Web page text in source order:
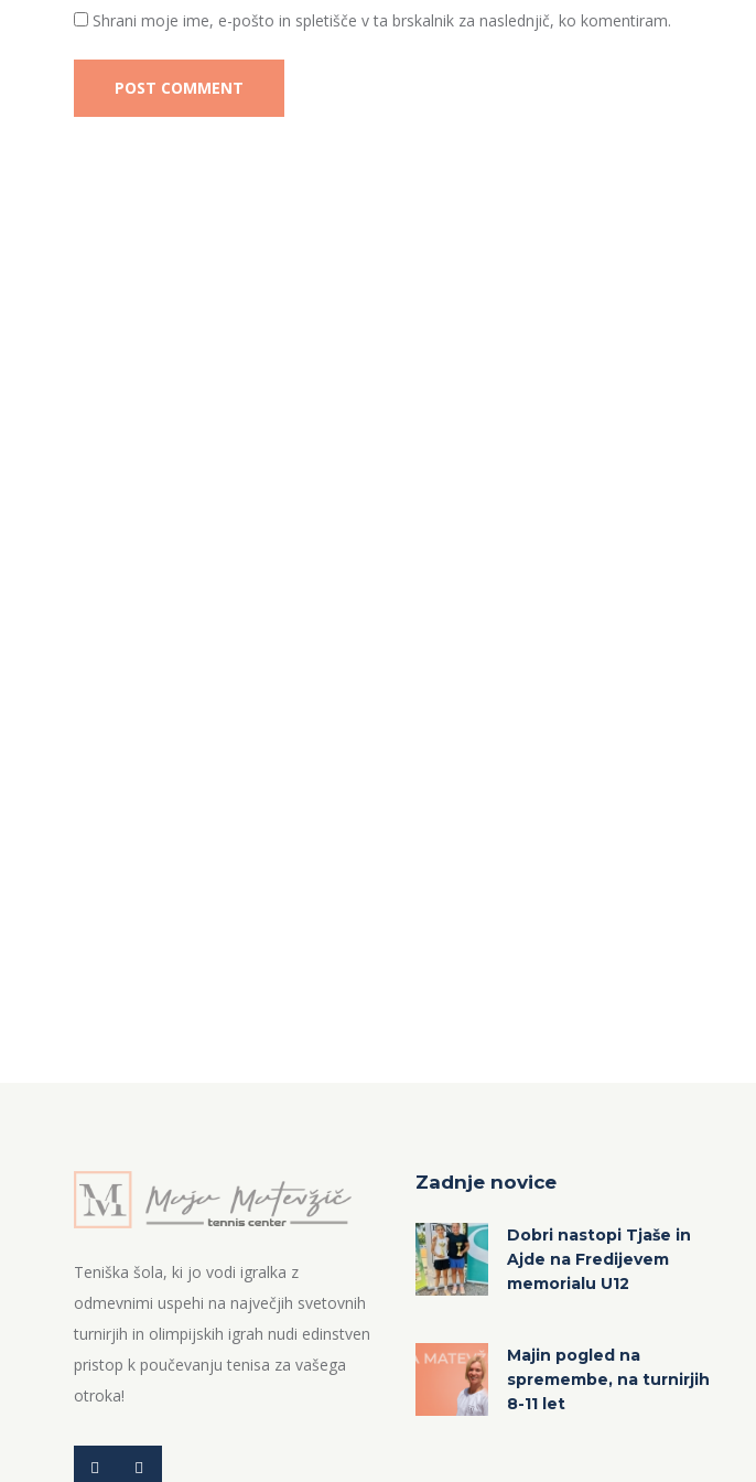
Shrani moje ime, e-pošto in spletišče v ta brskalnik za naslednjič, ko komentiram.
Teniška šola, ki jo vodi igralka z
odmevnimi uspehi na največjih svetovnih
turnirjih in olimpijskih igrah nudi edinstven
pristop k poučevanju tenisa za vašega
otroka!
Zadnje novice
Dobri nastopi Tjaše in
Ajde na Fredijevem
memorialu U12
Majin pogled na
spremembe, na turnirjih
8-11 let